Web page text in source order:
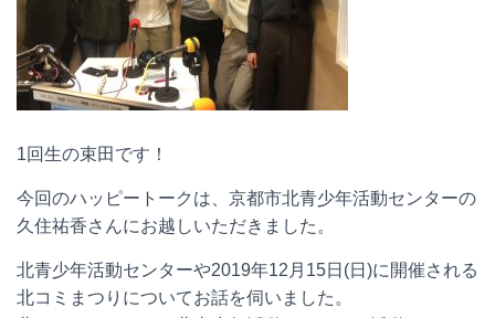
1回生の束田です！
今回のハッピートークは、京都市北青少年活動センターの
久住祐香さんにお越しいただきました。
北青少年活動センターや2019年12月15日(日)に開催される
北コミまつりについてお話を伺いました。